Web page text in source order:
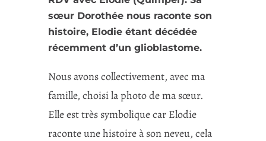
sœur Dorothée nous raconte son
histoire, Elodie étant décédée
récemment d’un glioblastome.
Nous avons collectivement, avec ma
famille, choisi la photo de ma sœur.
Elle est très symbolique car Elodie
raconte une histoire à son neveu, cela